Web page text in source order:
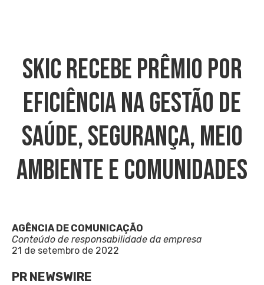
SKIC RECEBE PRÊMIO POR
EFICIÊNCIA NA GESTÃO DE
SAÚDE, SEGURANÇA, MEIO
AMBIENTE E COMUNIDADES
AGÊNCIA DE COMUNICAÇÃO
Conteúdo de responsabilidade da empresa
21 de setembro de 2022
PR NEWSWIRE